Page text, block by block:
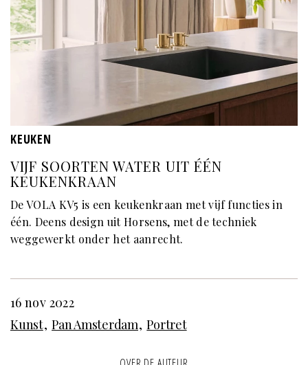
KEUKEN
VIJF SOORTEN WATER UIT ÉÉN
KEUKENKRAAN
De VOLA KV5 is een keukenkraan met vijf functies in
één. Deens design uit Horsens, met de techniek
weggewerkt onder het aanrecht.
16 nov 2022
Kunst Pan Amsterdam Portret